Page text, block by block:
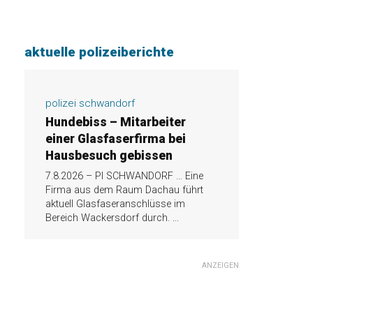
aktuelle polizeiberichte
polizei schwandorf
Hundebiss – Mitarbeiter
einer Glasfaserfirma bei
Hausbesuch gebissen
7.8.2026 – PI SCHWANDORF … Eine
Firma aus dem Raum Dachau führt
aktuell Glasfaseranschlüsse im
Bereich Wackersdorf durch. ...
ANZEIGEN